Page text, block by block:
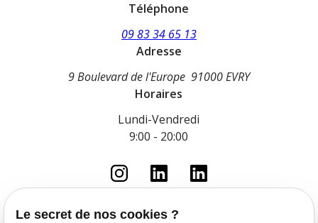
Téléphone
09 83 34 65 13
Adresse
9 Boulevard de l'Europe 91000 EVRY
Horaires
Lundi-Vendredi
9:00 - 20:00
Le secret de nos cookies ?